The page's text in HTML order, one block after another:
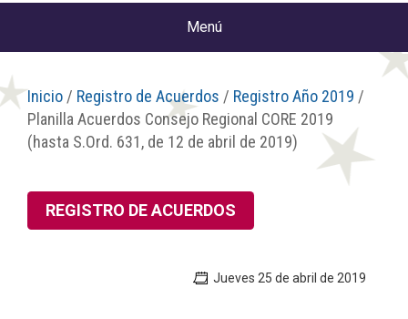
Menú
Inicio / Registro de Acuerdos / Registro Año 2019 /
Planilla Acuerdos Consejo Regional CORE 2019
(hasta S.Ord. 631, de 12 de abril de 2019)
REGISTRO DE ACUERDOS
Jueves 25 de abril de 2019